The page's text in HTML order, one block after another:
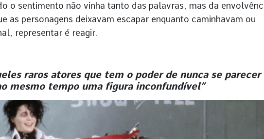
o sentimento não vinha tanto das palavras, mas da
as personagens deixavam escapar enquanto caminhavam ou
representar é reagir.
raros atores que tem o poder de nunca se parecer
mesmo tempo uma figura inconfundível”